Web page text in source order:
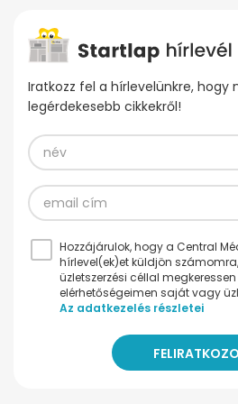
Iratkozz fel a hírlevelünkre, hogy
legérdekesebb cikkekről!
Hozzájárulok, hogy a Central
hírlevel(ek)et küldjön
üzletszerzési céllal
elérhetőségeimen saját vagy
Az adatkezelés részletei